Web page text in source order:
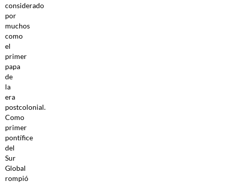
considerado
por
muchos
como
el
primer
papa
de
la
era
postcolonial.
Como
primer
pontífice
del
Sur
Global
rompió